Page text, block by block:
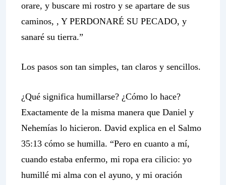
orare, y buscare mi rostro y se apartare de sus
caminos, , Y PERDONARÉ SU PECADO, y
sanaré su tierra.”
Los pasos son tan simples, tan claros y sencillos.
¿Qué significa humillarse? ¿Cómo lo hace?
Exactamente de la misma manera que Daniel y
Nehemías lo hicieron. David explica en el Salmo
35:13 cómo se humilla. “Pero en cuanto a mí,
cuando estaba enfermo, mi ropa era cilicio: yo
humillé mi alma con el ayuno, y mi oración